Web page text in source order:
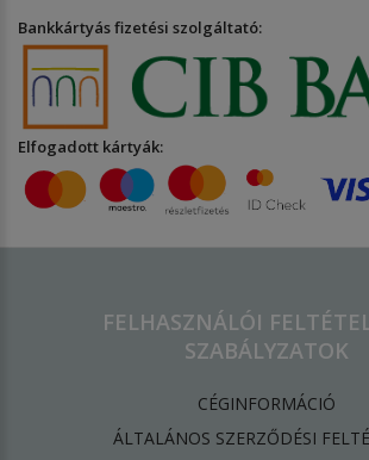
Bankkártyás fizetési szolgáltató:
Elfogadott kártyák:
FELHASZNÁLÓI
SZABÁLYZATOK
CÉGINFORMÁCIÓ
ÁLTALÁNOS SZERZŐDÉSI